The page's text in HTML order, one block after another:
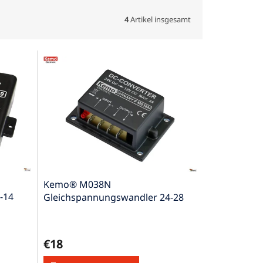
4Artikel insgesamt
14
Kemo® M038N
Gleichspannungswandler 24-28
€18